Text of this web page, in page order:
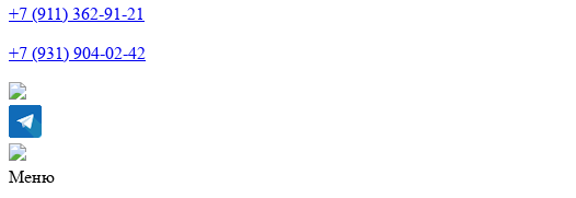
+7 (911) 362-91-21
+7 (931) 904-02-42
Меню